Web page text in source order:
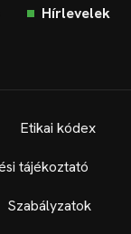
Hírlevelek
Etikai kódex
tájékoztató
Szabályzatok